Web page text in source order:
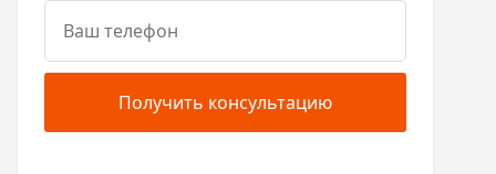
Получить консультацию